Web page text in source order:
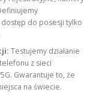
do posesji tylko
Testujemy działanie
z sieci
Gwarantuje to, że
na świecie.